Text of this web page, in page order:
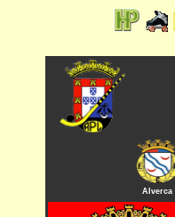
Alverca